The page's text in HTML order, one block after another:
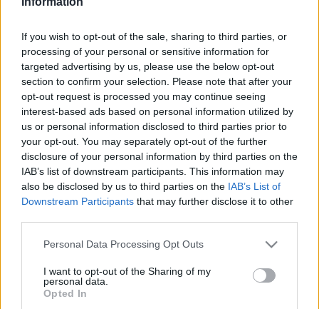
If you wish to opt-out of the sale, sharing to third parties, or
processing of your personal or sensitive information for
targeted advertising by us, please use the below opt-out
section to confirm your selection. Please note that after your
opt-out request is processed you may continue seeing
interest-based ads based on personal information utilized by
us or personal information disclosed to third parties prior to
your opt-out. You may separately opt-out of the further
disclosure of your personal information by third parties on the
IAB’s list of downstream participants. This information may
also be disclosed by us to third parties on the IAB’s List of
Downstream Participants that may further disclose it to other
Please note that this website/app uses one or more Google
not limited to your visit or usage behaviour. You may click to
grant or deny consent to Google and its third-party tags to
use your data for below specified purposes in below Google
Personal Data Processing Opt Outs
I want to opt-out of the Sharing of my
personal data.
Opted In
haza. A U2Vertigocímű dala is három díjat kapott - az
egyiket a legjobb videoklip kategóriában.
A Green Day hat jelöléséből csak a legjobb rock album
kategóriában lett első. Az év alternatív zenei albuma díját a
Wilco legutóbbi lemeze kapta (azA Ghost Is Born
minimalista borítója és papírtokos csomagolása a legjobb
albumdizájn kategóriában is nyert), míg a legjobb
elektronikus / tánczenei album díja a Basement Jaxxé lett.
Rod Stewart a legjobb hagyományos poplemez
akárcsak Britney Spears, aki aToxic című számmal a legjobb
dance felvétel kategóriában nyert.